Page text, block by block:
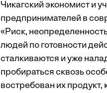
Чикагский экономист и
предпринимателей в
«Риск,
людей по готовности
сталкиваются и уже
пробираться сквозь
востребован их продукт,